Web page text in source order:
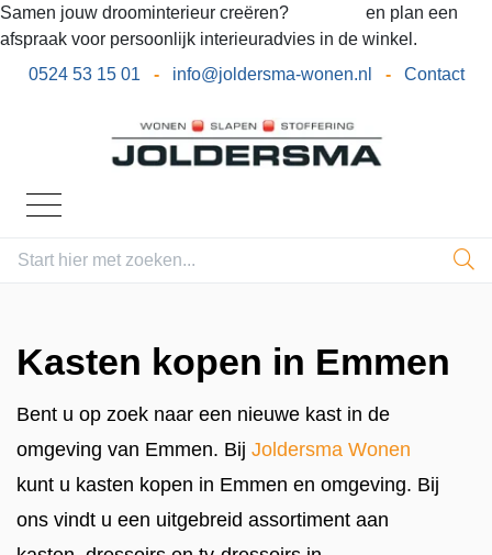
Samen jouw droominterieur creëren?
en plan een
afspraak voor persoonlijk interieuradvies in de winkel.
0524 53 15 01
- info@joldersma-wonen.nl - Contact
Kasten kopen in Emmen
Bent u op zoek naar een nieuwe kast in de
omgeving van Emmen. Bij Joldersma Wonen
kunt u kasten kopen in Emmen en omgeving. Bij
ons vindt u een uitgebreid assortiment aan